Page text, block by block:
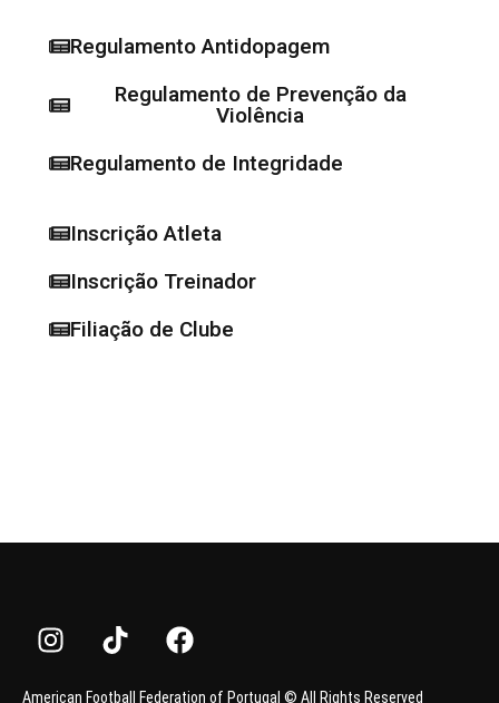
Regulamento Antidopagem
Regulamento de Prevenção da
Violência
Regulamento de Integridade
Inscrição Atleta
Inscrição Treinador
Filiação de Clube
American Football Federation of Portugal © All Rights Reserved